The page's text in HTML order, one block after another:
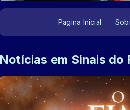
Página Inicial
Notícias em Sinais do